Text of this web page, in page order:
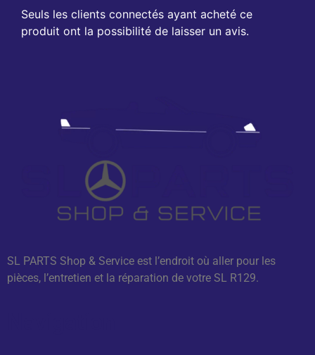
Seuls les clients connectés ayant acheté ce
produit ont la possibilité de laisser un avis.
SL PARTS Shop & Service est l’endroit où aller pour les
pièces, l’entretien et la réparation de votre SL R129.